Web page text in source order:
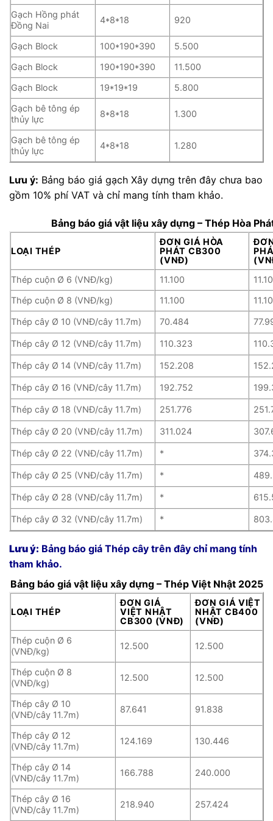
Gạch Hồng phát
Đồng Nai
4*8*18 920
Gạch Block 100*190*390
5.500
Gạch Block
190*190*390
11.500
Gạch Block
19*19*19
5.800
Gạch bê tông ép
thủy lực
8*8*18 1.300
Gạch bê tông ép
thủy lực
4*8*18 1.280
Lưu ý: Bảng báo giá gạch Xây dựng trên đây chưa bao
gồm 10% phí VAT và chỉ mang tính tham khảo.
Bảng báo giá vật liệu xây dựng – Thép Hòa
LOẠI THÉP
ĐƠN GIÁ HÒA
PHÁT CB300
(VNĐ)
Thép cuộn Ø 6 (VNĐ/kg)
11.100
Thép cuộn Ø 8 (VNĐ/kg)
11.100
Thép cây Ø 10 (VNĐ/cây 11.7m) 70.484
Thép cây Ø 12 (VNĐ/cây 11.7m) 110.323
Thép cây Ø 14 (VNĐ/cây 11.7m) 152.208
Thép cây Ø 16 (VNĐ/cây 11.7m) 192.752
Thép cây Ø 18 (VNĐ/cây 11.7m) 251.776
Thép cây Ø 20 (VNĐ/cây 11.7m) 311.024
Thép cây Ø 22 (VNĐ/cây 11.7m) *
Thép cây Ø 25 (VNĐ/cây 11.7m) *
Thép cây Ø 28 (VNĐ/cây 11.7m) *
Thép cây Ø 32 (VNĐ/cây 11.7m) *
Lưu ý: Bảng báo giá Thép cây trên đây chỉ mang tính
tham khảo.
Bảng báo giá vật liệu xây dựng – Thép Việt Nhật 2025
LOẠI THÉP
ĐƠN GIÁ
VIỆT NHẬT
CB300 (VNĐ)
ĐƠN GIÁ VIỆT
NHẬT CB400
(VNĐ)
Thép cuộn Ø 6
(VNĐ/kg)
12.500 12.500
Thép cuộn Ø 8
(VNĐ/kg)
12.500 12.500
Thép cây Ø 10
(VNĐ/cây 11.7m)
87.641 91.838
Thép cây Ø 12
(VNĐ/cây 11.7m)
124.169 130.446
Thép cây Ø 14
(VNĐ/cây 11.7m)
166.788 240.000
Thép cây Ø 16
(VNĐ/cây 11.7m)
218.940 257.424